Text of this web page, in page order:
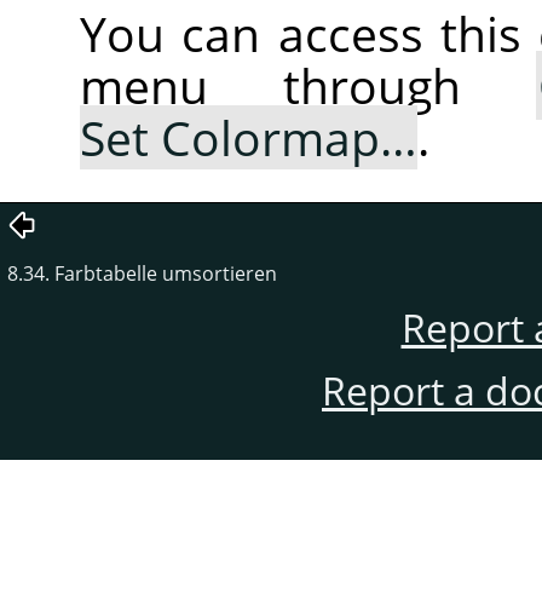
You can access
menu through
Set Colormap….
8.34. Farbtabelle umsortieren
Report
Report a